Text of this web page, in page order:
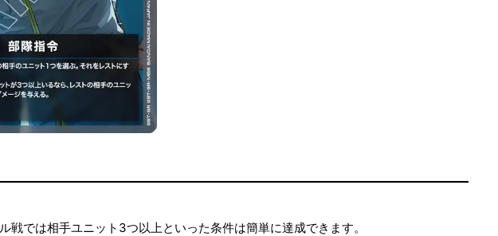
戦では相手ユニット3つ以上といった条件は簡単に達成できます。